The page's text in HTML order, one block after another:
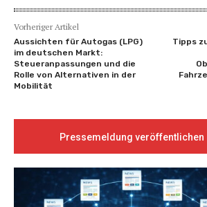
Vorheriger Artikel
Aussichten für Autogas (LPG)
im deutschen Markt:
Steueranpassungen und die
Rolle von Alternativen in der
Mobilität
Tipps
Pressemeldung veröffentlichen